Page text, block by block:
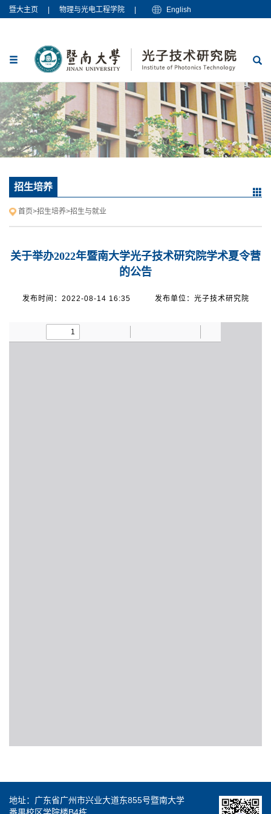
暨大主页 物理与光电工程学院 English
招生培养
首页>招生培养>招生与就业
关于举办2022年暨南大学光子技术研究院学术夏令营
的公告
发布时间：2022-08-14 16:35 发布单位：光子技术研究院
地址：广东省广州市兴业大道东855号暨南大学